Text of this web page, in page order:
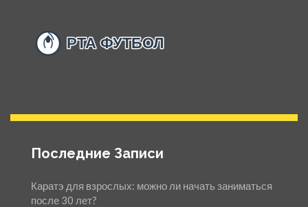
Последние Записи
Каратэ для взрослых: можно ли начать заниматься
после 30 лет?